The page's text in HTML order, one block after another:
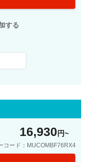
する
16,930 円
コード：MUCOMBF76RX4